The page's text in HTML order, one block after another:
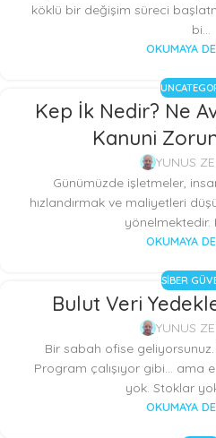
köklü bir değişim süreci
bi...
OKUMAYA
Kep İk Nedir? Ne
Kanuni
YUNUS
Günümüzde işletmeler,
hızlandırmak ve maliyetleri
yönelmektedir.
OKUMAYA
SIBER
Bulut Veri
YUNUS
Bir sabah ofise geliyorsunuz.
Program çalışıyor gibi… ama
yok. Stoklar
OKUMAYA